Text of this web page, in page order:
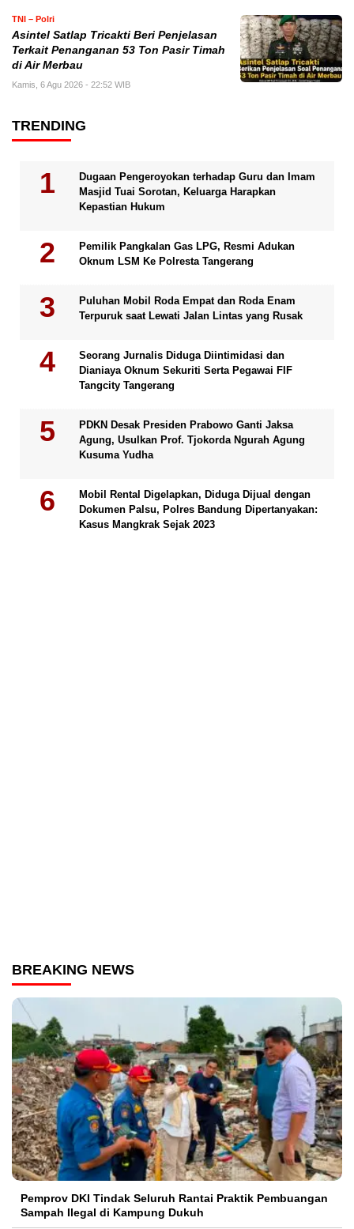
TNI – Polri
Asintel Satlap Tricakti Beri Penjelasan
Terkait Penanganan 53 Ton Pasir Timah
di Air Merbau
Kamis, 6 Agu 2026 - 22:52 WIB
TRENDING
Dugaan Pengeroyokan terhadap Guru dan Imam
Masjid Tuai Sorotan, Keluarga Harapkan
Kepastian Hukum
Pemilik Pangkalan Gas LPG, Resmi Adukan
Oknum LSM Ke Polresta Tangerang
Puluhan Mobil Roda Empat dan Roda Enam
Terpuruk saat Lewati Jalan Lintas yang Rusak
Seorang Jurnalis Diduga Diintimidasi dan
Dianiaya Oknum Sekuriti Serta Pegawai FIF
Tangcity Tangerang
PDKN Desak Presiden Prabowo Ganti Jaksa
Agung, Usulkan Prof. Tjokorda Ngurah Agung
Kusuma Yudha
Mobil Rental Digelapkan, Diduga Dijual dengan
Dokumen Palsu, Polres Bandung Dipertanyakan:
Kasus Mangkrak Sejak 2023
BREAKING NEWS
Pemprov DKI Tindak Seluruh Rantai Praktik Pembuangan
Sampah Ilegal di Kampung Dukuh